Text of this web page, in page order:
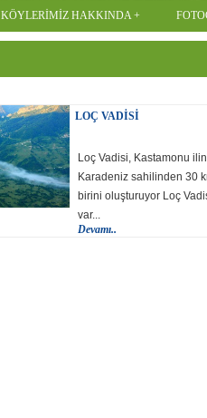
KÖYLERİMİZ HAKKINDA
LOÇ VADISI
Loç Vadisi, Kastamonu
Karadeniz sahilinden 30
birini oluşturuyor Loç
var...
Devamı..